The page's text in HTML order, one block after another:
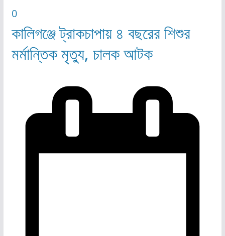
0
কালিগঞ্জে ট্রাকচাপায় ৪ বছরের শিশুর
মর্মান্তিক মৃত্যু, চালক আটক